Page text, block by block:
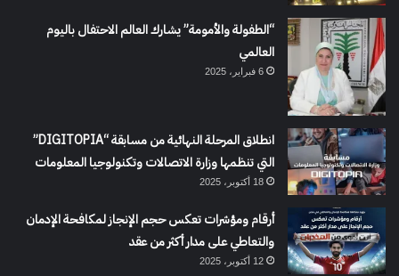
“الطفولة والأمومة” يشارك العالم الاحتفال باليوم
العالمي
6 فبراير، 2025
انطلاق المرحلة النهائية من مسابقة “DIGITOPIA”
التي تنظمها وزارة الاتصالات وتكنولوجيا المعلومات
18 أكتوبر، 2025
أرقام ومؤشرات تعكس حجم الإنجاز لمكافحة الإدمان
والتعاطي على مدار أكثر من عقد
12 أكتوبر، 2025